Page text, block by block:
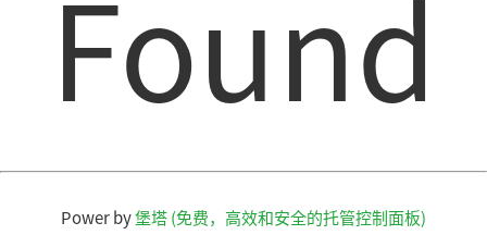
Found
Power by堡塔 (免费，高效和安全的托管控制面板)